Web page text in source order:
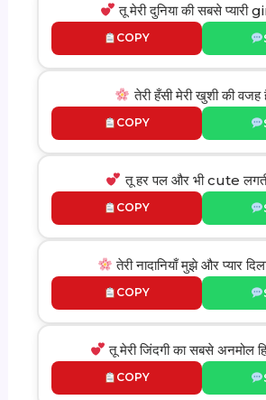
तू मेरी दुनिया की सबसे प्यारी
COPY
तेरी हँसी मेरी खुशी की वजह
COPY
तू हर पल और भी cute
COPY
तेरी नादानियाँ मुझे और प्यार
COPY
तू मेरी जिंदगी का सबसे अनमोल
COPY